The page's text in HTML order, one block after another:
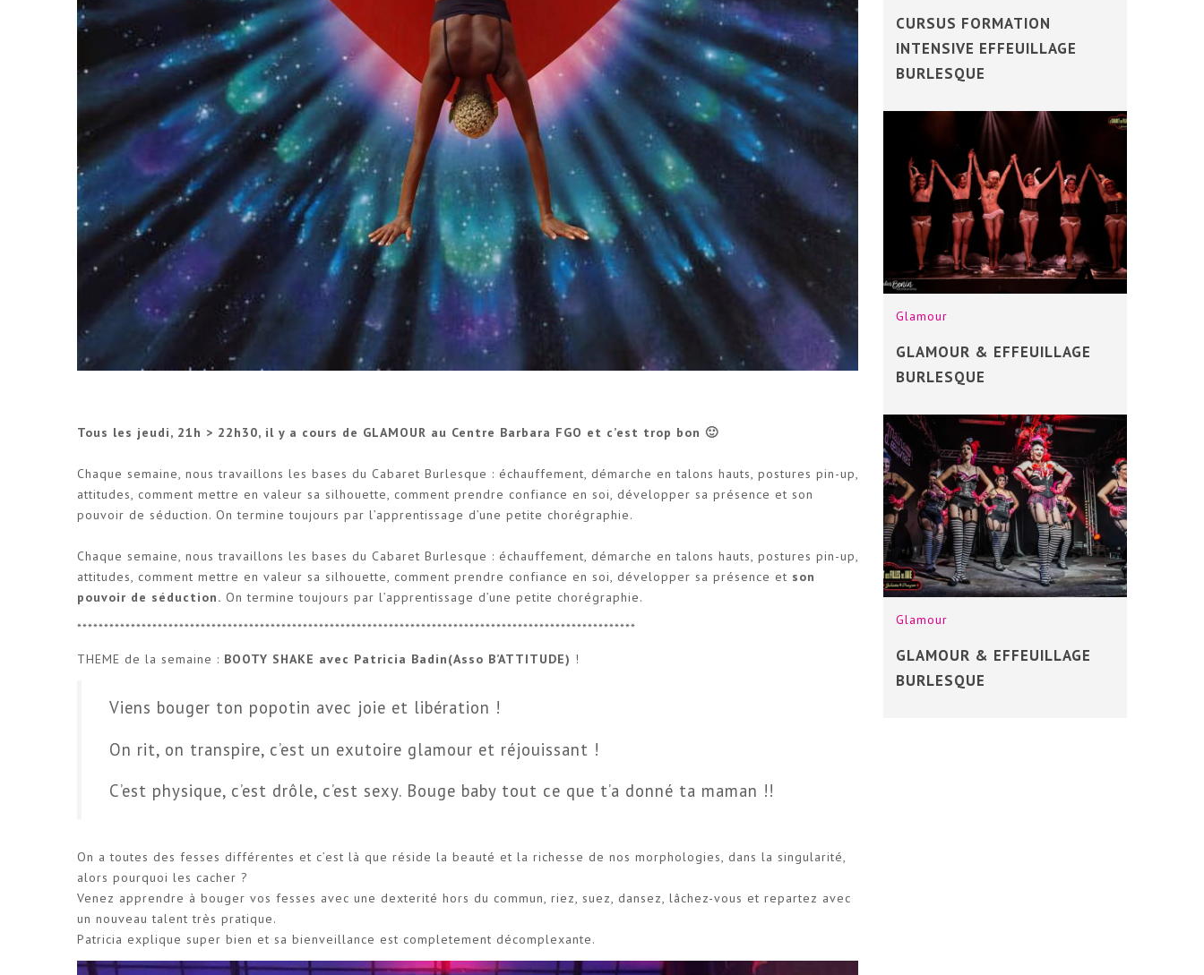
Tous les jeudi, 21h > 22h30, il y a cours de GLAMOUR au Centre Barbara FGO et c’est trop bon 🙂
Chaque semaine, nous travaillons les bases du Cabaret Burlesque : échauffement, démarche en talons hauts, postures pin-up,
attitudes, comment mettre en valeur sa silhouette, comment prendre confiance en soi, développer sa présence et son
pouvoir de séduction. On termine toujours par l’apprentissage d’une petite chorégraphie.
Chaque semaine, nous travaillons les bases du Cabaret Burlesque : échauffement, démarche en talons hauts, postures pin-up,
attitudes, comment mettre en valeur sa silhouette, comment prendre confiance en soi, développer sa présence et son
pouvoir de séduction. On termine toujours par l’apprentissage d’une petite chorégraphie.
********************************************************************************************************
THEME de la semaine : BOOTY SHAKE avec Patricia Badin(Asso B’ATTITUDE) !
Viens bouger ton popotin avec joie et libération !
On rit, on transpire, c’est un exutoire glamour et réjouissant !
C’est physique, c’est drôle, c’est sexy. Bouge baby tout ce que t’a donné ta maman !!
On a toutes des fesses différentes et c’est là que réside la beauté et la richesse de nos morphologies, dans la singularité,
alors pourquoi les cacher ?
Venez apprendre à bouger vos fesses avec une dexterité hors du commun, riez, suez, dansez, lâchez-vous et repartez avec
un nouveau talent très pratique.
Patricia explique super bien et sa bienveillance est completement décomplexante.
CURSUS FORMATION
INTENSIVE EFFEUILLAGE
BURLESQUE
Glamour
GLAMOUR & EFFEUILLAGE
BURLESQUE
Glamour
GLAMOUR & EFFEUILLAGE
BURLESQUE